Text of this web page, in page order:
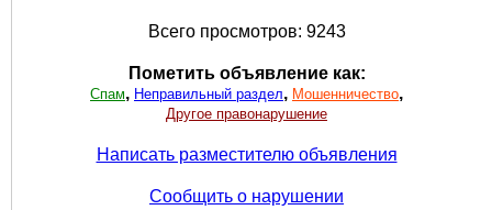
Всего просмотров: 9243
Пометить объявление как:
Спам, Неправильный раздел, Мошенничество,
Другое правонарушение
Написать разместителю объявления
Сообщить о нарушении